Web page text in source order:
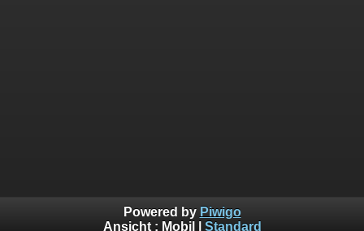
Powered by Piwigo
Ansicht : Mobil Standard